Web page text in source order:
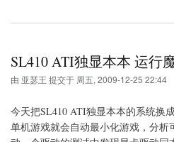
SL410 ATI独显本本 运行
由 亚瑟王 提交于 周五, 2009-12-25 22:44
今天把SL410 ATI独显本本的系统换
单机游戏就会自动最小化游戏，分